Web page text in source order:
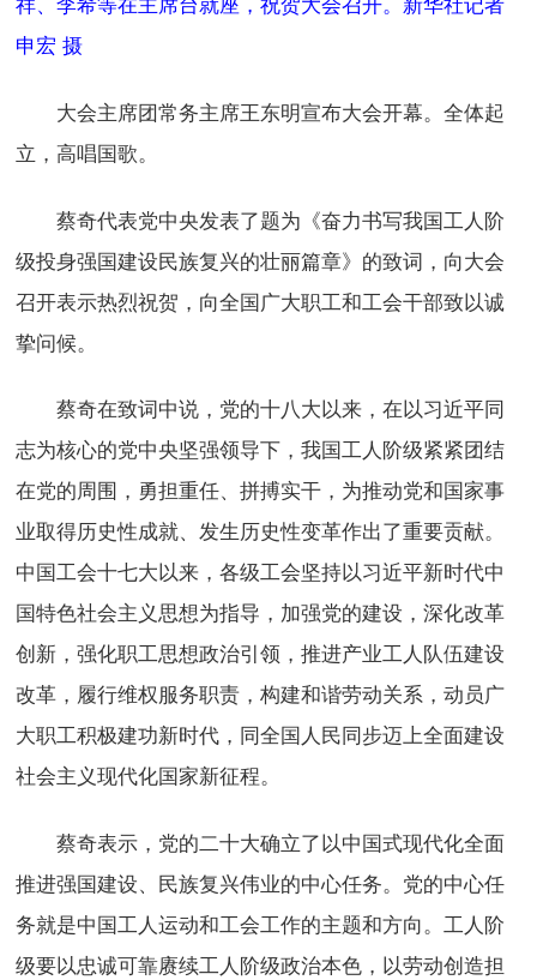
申宏 摄
大会主席团常务主席王东明宣布大会开幕。全体起
立，高唱国歌。
蔡奇代表党中央发表了题为《奋力书写我国工人阶
级投身强国建设民族复兴的壮丽篇章》的致词，向大会
召开表示热烈祝贺，向全国广大职工和工会干部致以诚
挚问候。
蔡奇在致词中说，党的十八大以来，在以习近平同
志为核心的党中央坚强领导下，我国工人阶级紧紧团结
在党的周围，勇担重任、拼搏实干，为推动党和国家事
业取得历史性成就、发生历史性变革作出了重要贡献。
中国工会十七大以来，各级工会坚持以习近平新时代中
国特色社会主义思想为指导，加强党的建设，深化改革
创新，强化职工思想政治引领，推进产业工人队伍建设
改革，履行维权服务职责，构建和谐劳动关系，动员广
大职工积极建功新时代，同全国人民同步迈上全面建设
社会主义现代化国家新征程。
蔡奇表示，党的二十大确立了以中国式现代化全面
推进强国建设、民族复兴伟业的中心任务。党的中心任
务就是中国工人运动和工会工作的主题和方向。工人阶
级要以忠诚可靠赓续工人阶级政治本色，以劳动创造担